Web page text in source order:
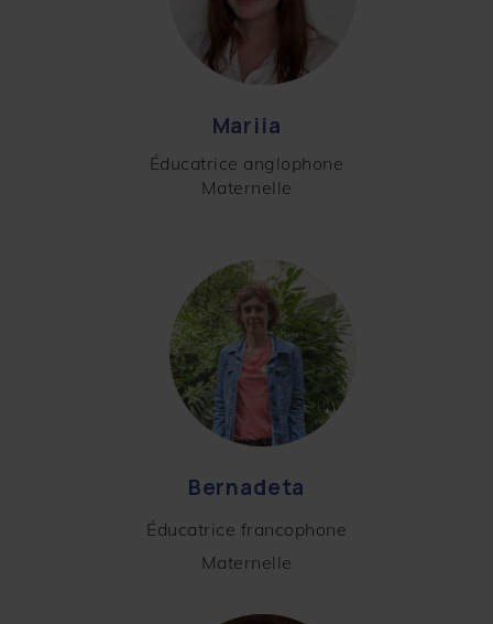
Mariia
Éducatrice anglophone
Maternelle
Bernadeta
Éducatrice francophone
Maternelle